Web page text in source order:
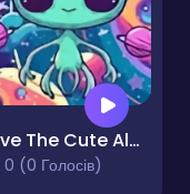
Save The Cute Aliens
0 (0 Голосів)